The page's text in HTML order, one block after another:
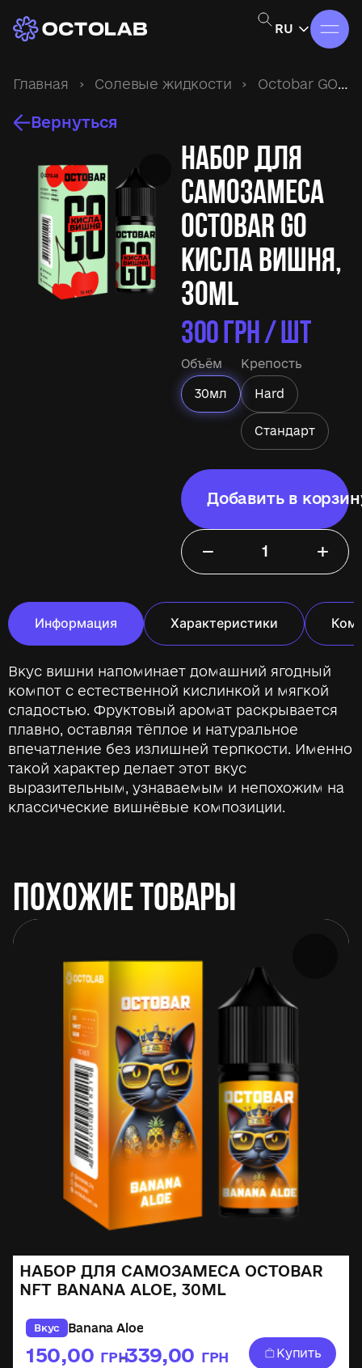
RU
Главная › Солевые жидкости › Octobar GO
Вернуться
Набор для
самозамеса
Octobar GO
Кисла Вишня,
30ml
300ГРН / ШТ
Объём
30мл
Крепость
Hard
Стандарт
− +
Добавить в
Информация Характеристики
Вкус вишни напоминает домашний ягодный
компот с естественной кислинкой и мягкой
сладостью. Фруктовый аромат раскрывается
плавно, оставляя тёплое и натуральное
впечатление без излишней терпкости. Именно
такой характер делает этот вкус
выразительным, узнаваемым и непохожим на
классические вишнёвые композиции.
ПОХОЖИЕ ТОВАРЫ
НАБОР ДЛЯ САМОЗАМЕСА OCTOBAR
NFT BANANA ALOE, 30ML
Вкус Banana Aloe
150,00 ГРН
–339,00 ГРН Купить